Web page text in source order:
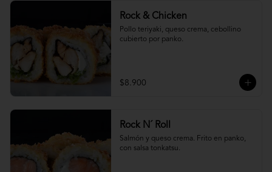
Rock & Chicken
Pollo teriyaki, queso crema, cebollino
cubierto por panko.
$8.900
Rock N´ Roll
Salmón y queso crema. Frito en panko,
con salsa tonkatsu.